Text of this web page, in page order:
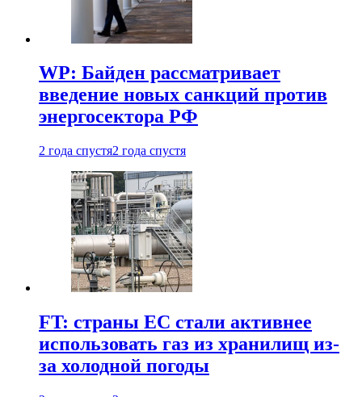
WP: Байден рассматривает
введение новых санкций против
энергосектора РФ
2 года спустя2 года спустя
FT: страны ЕС стали активнее
использовать газ из хранилищ из-
за холодной погоды